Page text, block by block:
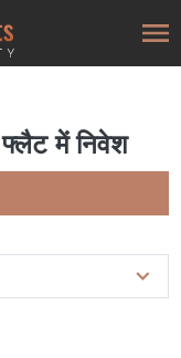
में निवेश